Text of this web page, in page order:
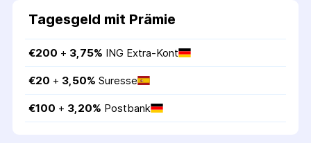
Tagesgeld mit Prämie
€200 + 3,75% ING Extra-Kont
€20 + 3,50% Suresse
€100 + 3,20% Postbank